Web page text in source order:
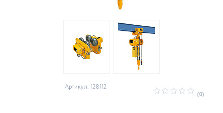
Артикул: 128112
(0)